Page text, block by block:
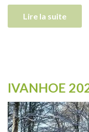
Lire la suite
IVANHOE